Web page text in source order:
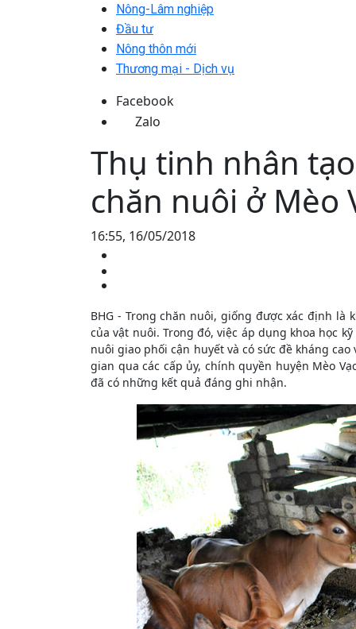
Nông-Lâm nghiệp
Đầu tư
Nông thôn mới
Thương mại - Dịch vụ
Facebook
Zalo
Thụ tinh nhân
chăn nuôi ở Mèo
16:55, 16/05/2018
BHG - Trong chăn nuôi, giống được xác định
của vật nuôi. Trong đó, việc áp dụng khoa học
nuôi giao phối cận huyết và có sức đề kháng
gian qua các cấp ủy, chính quyền huyện Mèo
đã có những kết quả đáng ghi nhận.